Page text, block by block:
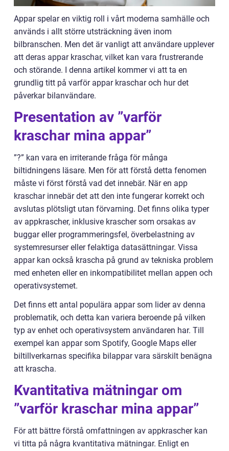
Appar spelar en viktig roll i vårt moderna samhälle och
används i allt större utsträckning även inom
bilbranschen. Men det är vanligt att användare upplever
att deras appar kraschar, vilket kan vara frustrerande
och störande. I denna artikel kommer vi att ta en
grundlig titt på varför appar kraschar och hur det
påverkar bilanvändare.
Presentation av ”varför
kraschar mina appar”
”?” kan vara en irriterande fråga för många
biltidningens läsare. Men för att förstå detta fenomen
måste vi först förstå vad det innebär. När en app
kraschar innebär det att den inte fungerar korrekt och
avslutas plötsligt utan förvarning. Det finns olika typer
av appkrascher, inklusive krascher som orsakas av
buggar eller programmeringsfel, överbelastning av
systemresurser eller felaktiga datasättningar. Vissa
appar kan också krascha på grund av tekniska problem
med enheten eller en inkompatibilitet mellan appen och
operativsystemet.
Det finns ett antal populära appar som lider av denna
problematik, och detta kan variera beroende på vilken
typ av enhet och operativsystem användaren har. Till
exempel kan appar som Spotify, Google Maps eller
biltillverkarnas specifika bilappar vara särskilt benägna
att krascha.
Kvantitativa mätningar om
”varför kraschar mina appar”
För att bättre förstå omfattningen av appkrascher kan
vi titta på några kvantitativa mätningar. Enligt en